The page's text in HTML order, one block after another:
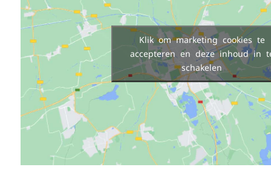
Klik om marketing cookies te
accepteren en deze inhoud in
schakelen